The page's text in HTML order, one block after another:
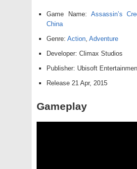
Game Name: Assassin’s
China
Genre: Action Adventure
Developer: Climax Studios
Publisher: Ubisoft
Release 21 Apr, 2015
Gameplay